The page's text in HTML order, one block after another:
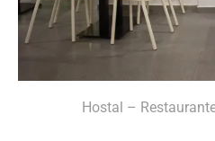
Hostal –